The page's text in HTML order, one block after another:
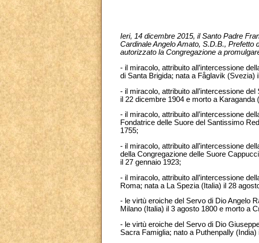
Ieri, 14 dicembre 2015, il Santo Padre
Cardinale Angelo Amato, S.D.B., Prefetto
autorizzato la Congregazione a
- il miracolo, attribuito all’intercessione
di Santa Brigida; nata a Fåglavik (Svezia)
- il miracolo, attribuito all’intercessione
il 22 dicembre 1904 e morto a
- il miracolo, attribuito all’intercessione
Fondatrice delle Suore del Santissimo
1755;
- il miracolo, attribuito all’intercessione
della Congregazione delle Suore
il 27 gennaio 1923;
- il miracolo, attribuito all’intercessione
Roma; nata a La Spezia (Italia) il 28
- le virtù eroiche del Servo di Dio Angelo
Milano (Italia) il 3 agosto 1800 e morto a
- le virtù eroiche del Servo di Dio
Sacra Famiglia; nato a Puthenpally